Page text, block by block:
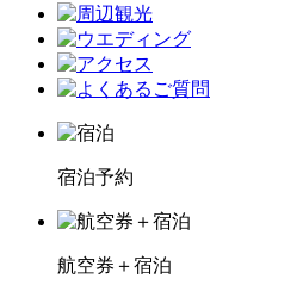
宿泊予約
航空券＋宿泊